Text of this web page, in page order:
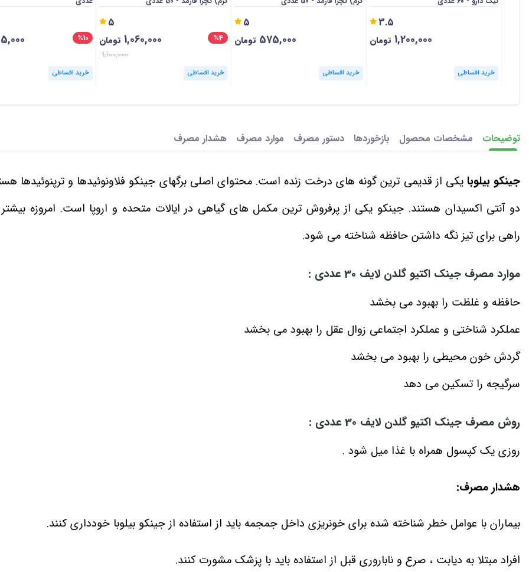
3.5
1,200,000 تومان
خرید اقساطی
5
575,000 تومان
خرید اقساطی
5
%4
1,060,000 تومان
1,100,000
خرید اقساطی
%10
خرید اقساطی
توضیحات مشخصات محصول بازخوردها دستور مصرف موارد مصرف هشدار مصرف
جینکو بیلوبایکی از قدیمی ترین گونه های درخت زنده است. محتوای اصلی برگهای جینکو فلاونوئیدها و ترپنوئیدها
دو آنتی اکسیدان هستند. جینکو یکی از پرفروش ترین مکمل های گیاهی در ایالات متحده و اروپا است. امروزه بیشتر
راهی برای تیز نگه داشتن حافظه شناخته می شود.
موارد مصرف جینک اکتیو گلدن لایف 30 عددی :
حافظه و غلظت را بهبود می بخشد
عملکرد شناختی و عملکرد اجتماعی زوال عقل را بهبود می بخشد
گردش خون محیطی را بهبود می بخشد
سرگیجه را تسکین می دهد
روش مصرف جینک اکتیو گلدن لایف 30 عددی
:
روزی یک کپسول همراه با غذا میل شود .
هشدار مصرف:
بیماران با عوامل خطر شناخته شده برای خونریزی داخل جمجمه باید از استفاده از جینکو بیلوبا خودداری کنند.
افراد مبتلا به دیابت ، صرع و ناباروری قبل از استفاده باید با پزشک مشورت کنند.